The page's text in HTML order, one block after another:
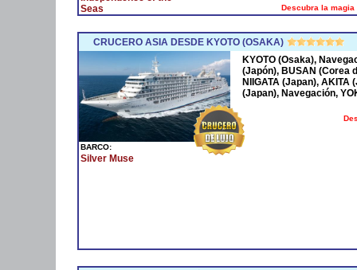
Seas
Descubra la
CRUCERO ASIA DESDE KYOTO (OSAKA)
BARCO:
Silver Muse
KYOTO (Osaka),
(Japón), BUSAN (Corea
NIIGATA (Japan), AKITA
(Japan), Navegación,